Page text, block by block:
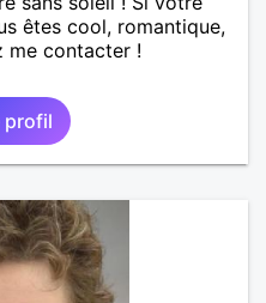
êtes cool, romantique,
me contacter !
profil